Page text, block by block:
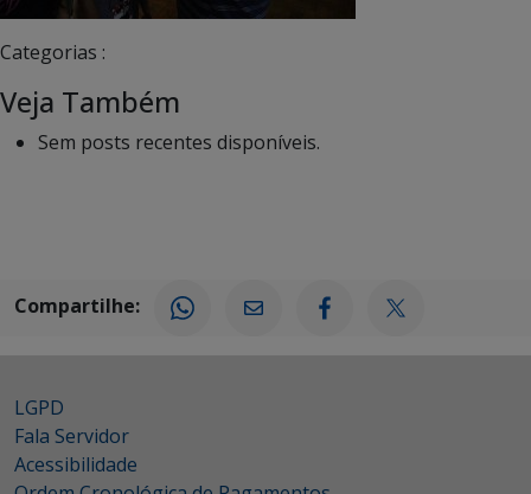
Categorias :
Veja Também
Sem posts recentes disponíveis.
Compartilhe:
LGPD
Fala Servidor
Acessibilidade